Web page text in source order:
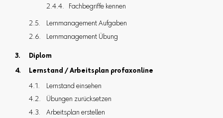
Fachbegriffe kennen
Lernmanagement Aufgaben
Lernmanagement Übung
Diplom
Lernstand / Arbeitsplan profaxonline
Lernstand einsehen
Übungen zurücksetzen
Arbeitsplan erstellen